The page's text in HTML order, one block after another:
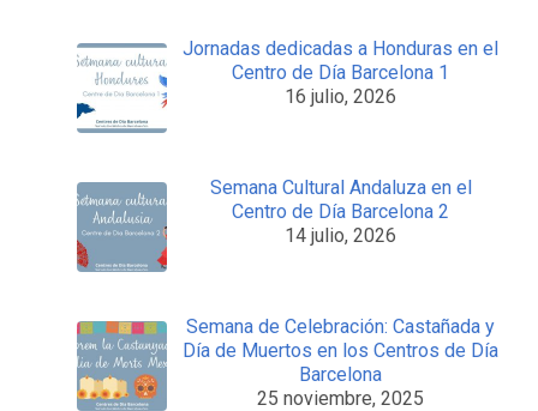
Jornadas dedicadas a Honduras en el
Centro de Día Barcelona 1
16 julio, 2026
Semana Cultural Andaluza en el
Centro de Día Barcelona 2
14 julio, 2026
Semana de Celebración: Castañada y
Día de Muertos en los Centros de Día
Barcelona
25 noviembre, 2025